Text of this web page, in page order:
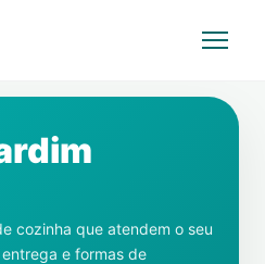
cozinha que atendem o seu
e formas de